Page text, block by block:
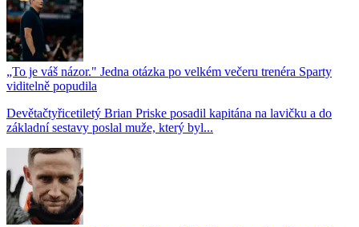
„To je váš názor." Jedna otázka po velkém večeru trenéra Sparty
viditelně popudila
Devětačtyřicetiletý Brian Priske posadil kapitána na lavičku a do
základní sestavy poslal muže, který byl...